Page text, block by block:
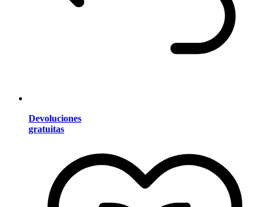
Devoluciones
gratuitas